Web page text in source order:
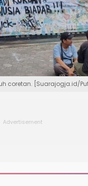
coretan. [Suarajogja.id/